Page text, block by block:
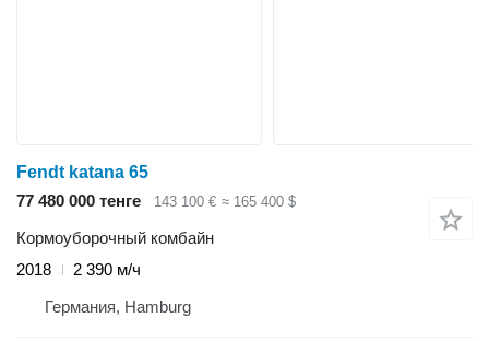
Fendt katana 65
77 480 000 тенге
143 100 € ≈ 165 400 $
Кормоуборочный комбайн
2018
2 390 м/ч
Германия, Hamburg